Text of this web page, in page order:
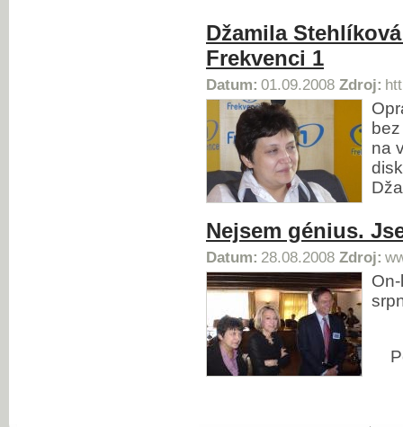
Džamila
Frekvenci 1
Datum: 01.09.2008 Zdroj:
na
Nejsem génius.
Datum: 28.08.2008 Zdroj: